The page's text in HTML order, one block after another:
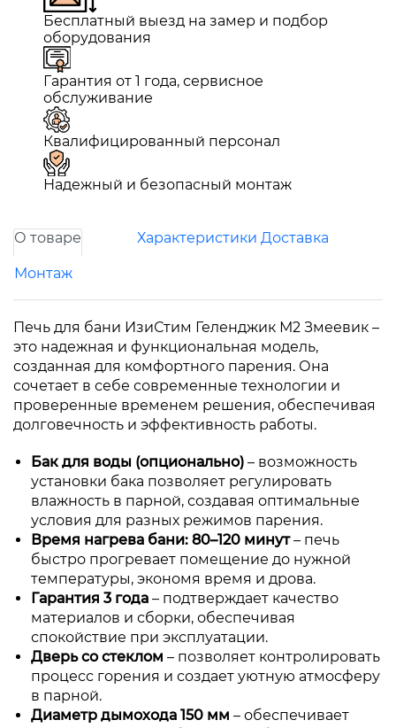
Бесплатный выезд на замер и подбор
оборудования
Гарантия от 1 года, сервисное
обслуживание
Квалифицированный персонал
Надежный и безопасный монтаж
О товаре Характеристики Доставка
Монтаж
Печь для бани ИзиСтим Геленджик М2 Змеевик –
это надежная и функциональная модель,
созданная для комфортного парения. Она
сочетает в себе современные технологии и
проверенные временем решения, обеспечивая
долговечность и эффективность работы.
Бак для воды (опционально) – возможность
установки бака позволяет регулировать
влажность в парной, создавая оптимальные
условия для разных режимов парения.
Время нагрева бани: 80–120 минут– печь
быстро прогревает помещение до нужной
температуры, экономя время и дрова.
Гарантия 3 года – подтверждает качество
материалов и сборки, обеспечивая
спокойствие при эксплуатации.
Дверь со стеклом – позволяет контролировать
процесс горения и создает уютную атмосферу
в парной.
Диаметр дымохода 150 мм – обеспечивает